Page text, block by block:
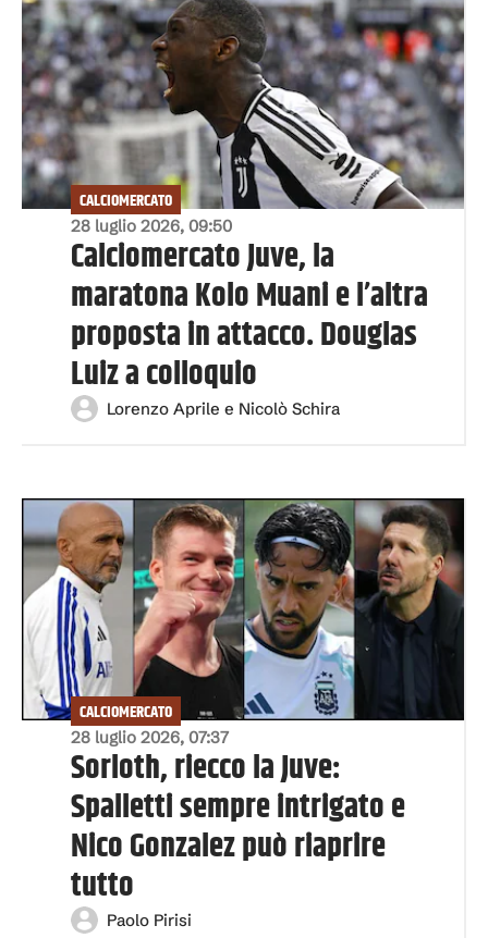
28 luglio 2026, 09:50
CALCIOMERCATO
Calciomercato Juve, la
maratona Kolo Muani e l’altra
proposta in attacco. Douglas
Luiz a colloquio
Lorenzo Aprile e Nicolò Schira
28 luglio 2026, 07:37
CALCIOMERCATO
Sorloth, riecco la Juve:
Spalletti sempre intrigato e
Nico Gonzalez può riaprire
tutto
Paolo Pirisi